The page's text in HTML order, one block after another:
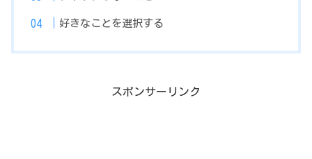
好きなことを選択する
スポンサーリンク